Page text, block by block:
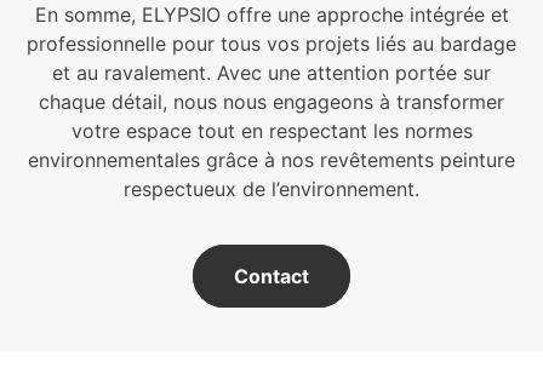
En somme, ELYPSIO offre une approche intégrée et
professionnelle pour tous vos projets liés au bardage
et au ravalement. Avec une attention portée sur
chaque détail, nous nous engageons à transformer
votre espace tout en respectant les normes
environnementales grâce à nos revêtements peinture
respectueux de l’environnement.
Contact